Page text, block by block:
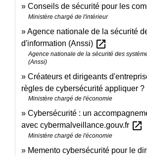
Conseils de sécurité pour les
Ministère chargé de l'intérieur
Agence nationale de la sécurité
d'information (Anssi) open_in_new
Agence nationale de la sécurité des
(Anssi)
Créateurs et dirigeants
règles de cybersécurité appliquer ?
Ministère chargé de l'économie
Cybersécurité : un
avec cybermalveillance.gouv.fr open_in_new
Ministère chargé de l'économie
Memento cybersécurité pour le